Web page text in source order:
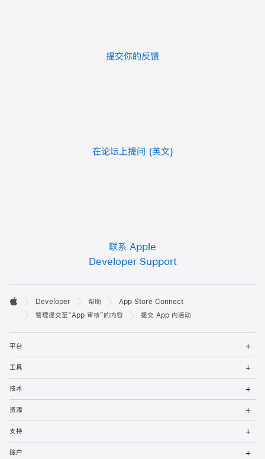
提交你的反馈
在论坛上提问
联系 Apple
Developer Support
开
者
页
脚

Apple
Developer 帮助
App Store Connect
管理提交至“App 审核”的内容
提交 App 内活动
平台
菜
工具
菜
技术
菜
资源
菜
支持
菜
账户